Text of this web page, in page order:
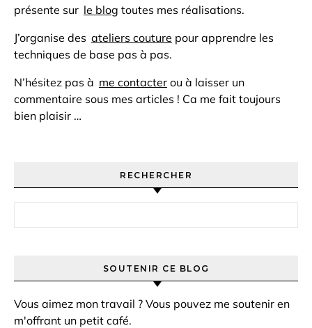
présente sur le blog toutes mes réalisations.
J’organise des ateliers couture pour apprendre les
techniques de base pas à pas.
N’hésitez pas à me contacter ou à laisser un
commentaire sous mes articles ! Ca me fait toujours
bien plaisir …
RECHERCHER
SOUTENIR CE BLOG
Vous aimez mon travail ? Vous pouvez me soutenir en
m'offrant un petit café.